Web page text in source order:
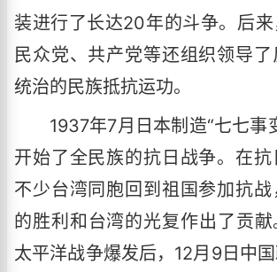
装进行了长达20年的斗争。后来
民众党、共产党等还组织领导
统治的民族抵抗运功。
1937年7月日本制造“七七事
开始了全民族的抗日战争。在抗
不少台湾同胞回到祖国参加抗
的胜利和台湾的光复作出了贡献
太平洋战争爆发后，12月9日中